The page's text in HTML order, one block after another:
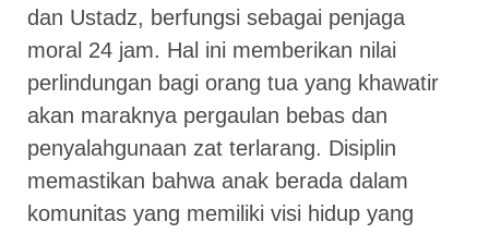
dan Ustadz, berfungsi sebagai penjaga
moral 24 jam. Hal ini memberikan nilai
perlindungan bagi orang tua yang khawatir
akan maraknya pergaulan bebas dan
penyalahgunaan zat terlarang. Disiplin
memastikan bahwa anak berada dalam
komunitas yang memiliki visi hidup yang